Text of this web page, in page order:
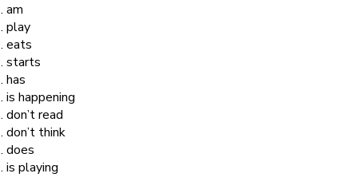
am
play
eats
starts
has
is happening
don’t read
don’t think
does
is playing